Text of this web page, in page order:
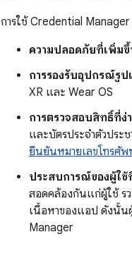
การใช้ Credential
ความปลอดภัยที่เพิ่ม
การรองรับอุปกรณ์รู
XR และ Wear OS
การตรวจสอบสิทธิ์ที่ง่
และบัตรประจำตัวประ
ยืนยันหมายเลขโทรศัพ
ประสบการณ์ของผู้ใ
สอดคล้องกันแก่ผู้ใช้ ร
เนื้อหาของแอป ดังนั้น
Manager